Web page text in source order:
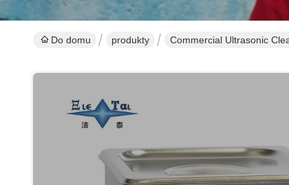
Do domu produkty Commercial Ultrasonic